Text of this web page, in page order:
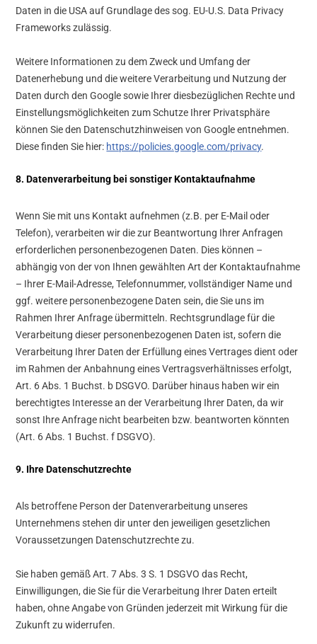
Daten in die USA auf Grundlage des sog. EU-U.S. Data Privacy
Frameworks zulässig.
Weitere Informationen zu dem Zweck und Umfang der
Datenerhebung und die weitere Verarbeitung und Nutzung der
Daten durch den Google sowie Ihrer diesbezüglichen Rechte und
Einstellungsmöglichkeiten zum Schutze Ihrer Privatsphäre
können Sie den Datenschutzhinweisen von Google entnehmen.
Diese finden Sie hier: https://policies.google.com/privacy.
8. Datenverarbeitung bei sonstiger Kontaktaufnahme
Wenn Sie mit uns Kontakt aufnehmen (z.B. per E-Mail oder
Telefon), verarbeiten wir die zur Beantwortung Ihrer Anfragen
erforderlichen personenbezogenen Daten. Dies können –
abhängig von der von Ihnen gewählten Art der Kontaktaufnahme
– Ihrer E-Mail-Adresse, Telefonnummer, vollständiger Name und
ggf. weitere personenbezogene Daten sein, die Sie uns im
Rahmen Ihrer Anfrage übermitteln. Rechtsgrundlage für die
Verarbeitung dieser personenbezogenen Daten ist, sofern die
Verarbeitung Ihrer Daten der Erfüllung eines Vertrages dient oder
im Rahmen der Anbahnung eines Vertragsverhältnisses erfolgt,
Art. 6 Abs. 1 Buchst. b DSGVO. Darüber hinaus haben wir ein
berechtigtes Interesse an der Verarbeitung Ihrer Daten, da wir
sonst Ihre Anfrage nicht bearbeiten bzw. beantworten könnten
(Art. 6 Abs. 1 Buchst. f DSGVO).
9. Ihre Datenschutzrechte
Als betroffene Person der Datenverarbeitung unseres
Unternehmens stehen dir unter den jeweiligen gesetzlichen
Voraussetzungen Datenschutzrechte zu.
Sie haben gemäß Art. 7 Abs. 3 S. 1 DSGVO das Recht,
Einwilligungen, die Sie für die Verarbeitung Ihrer Daten erteilt
haben, ohne Angabe von Gründen jederzeit mit Wirkung für die
Zukunft zu widerrufen.